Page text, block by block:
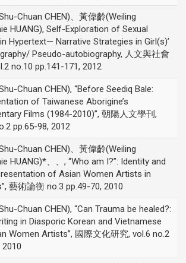
Chuan CHEN)、黃偉齡(Weiling
HUANG), Self-Exploration of Sexual
Hypertext— Narrative Strategies in Girl(s)’
Pseudo-autobiography, 人文與社會
no.10 pp.141-171, 2012
Chuan CHEN), “Before Seediq Bale:
of Taiwanese Aborigine’s
Films (1984-2010)”, 朝陽人文學刊,
pp.65-98, 2012
Chuan CHEN)、黃偉齡(Weiling
HUANG)*、、, “Who am I?”: Identity and
of Asian Women Artists in
藝術論衡 no.3 pp.49-70, 2010
Chuan CHEN), “Can Trauma be healed?:
in Diasporic Korean and Vietnamese
Women Artists”, 國際文化研究, vol.6 no.2
2010